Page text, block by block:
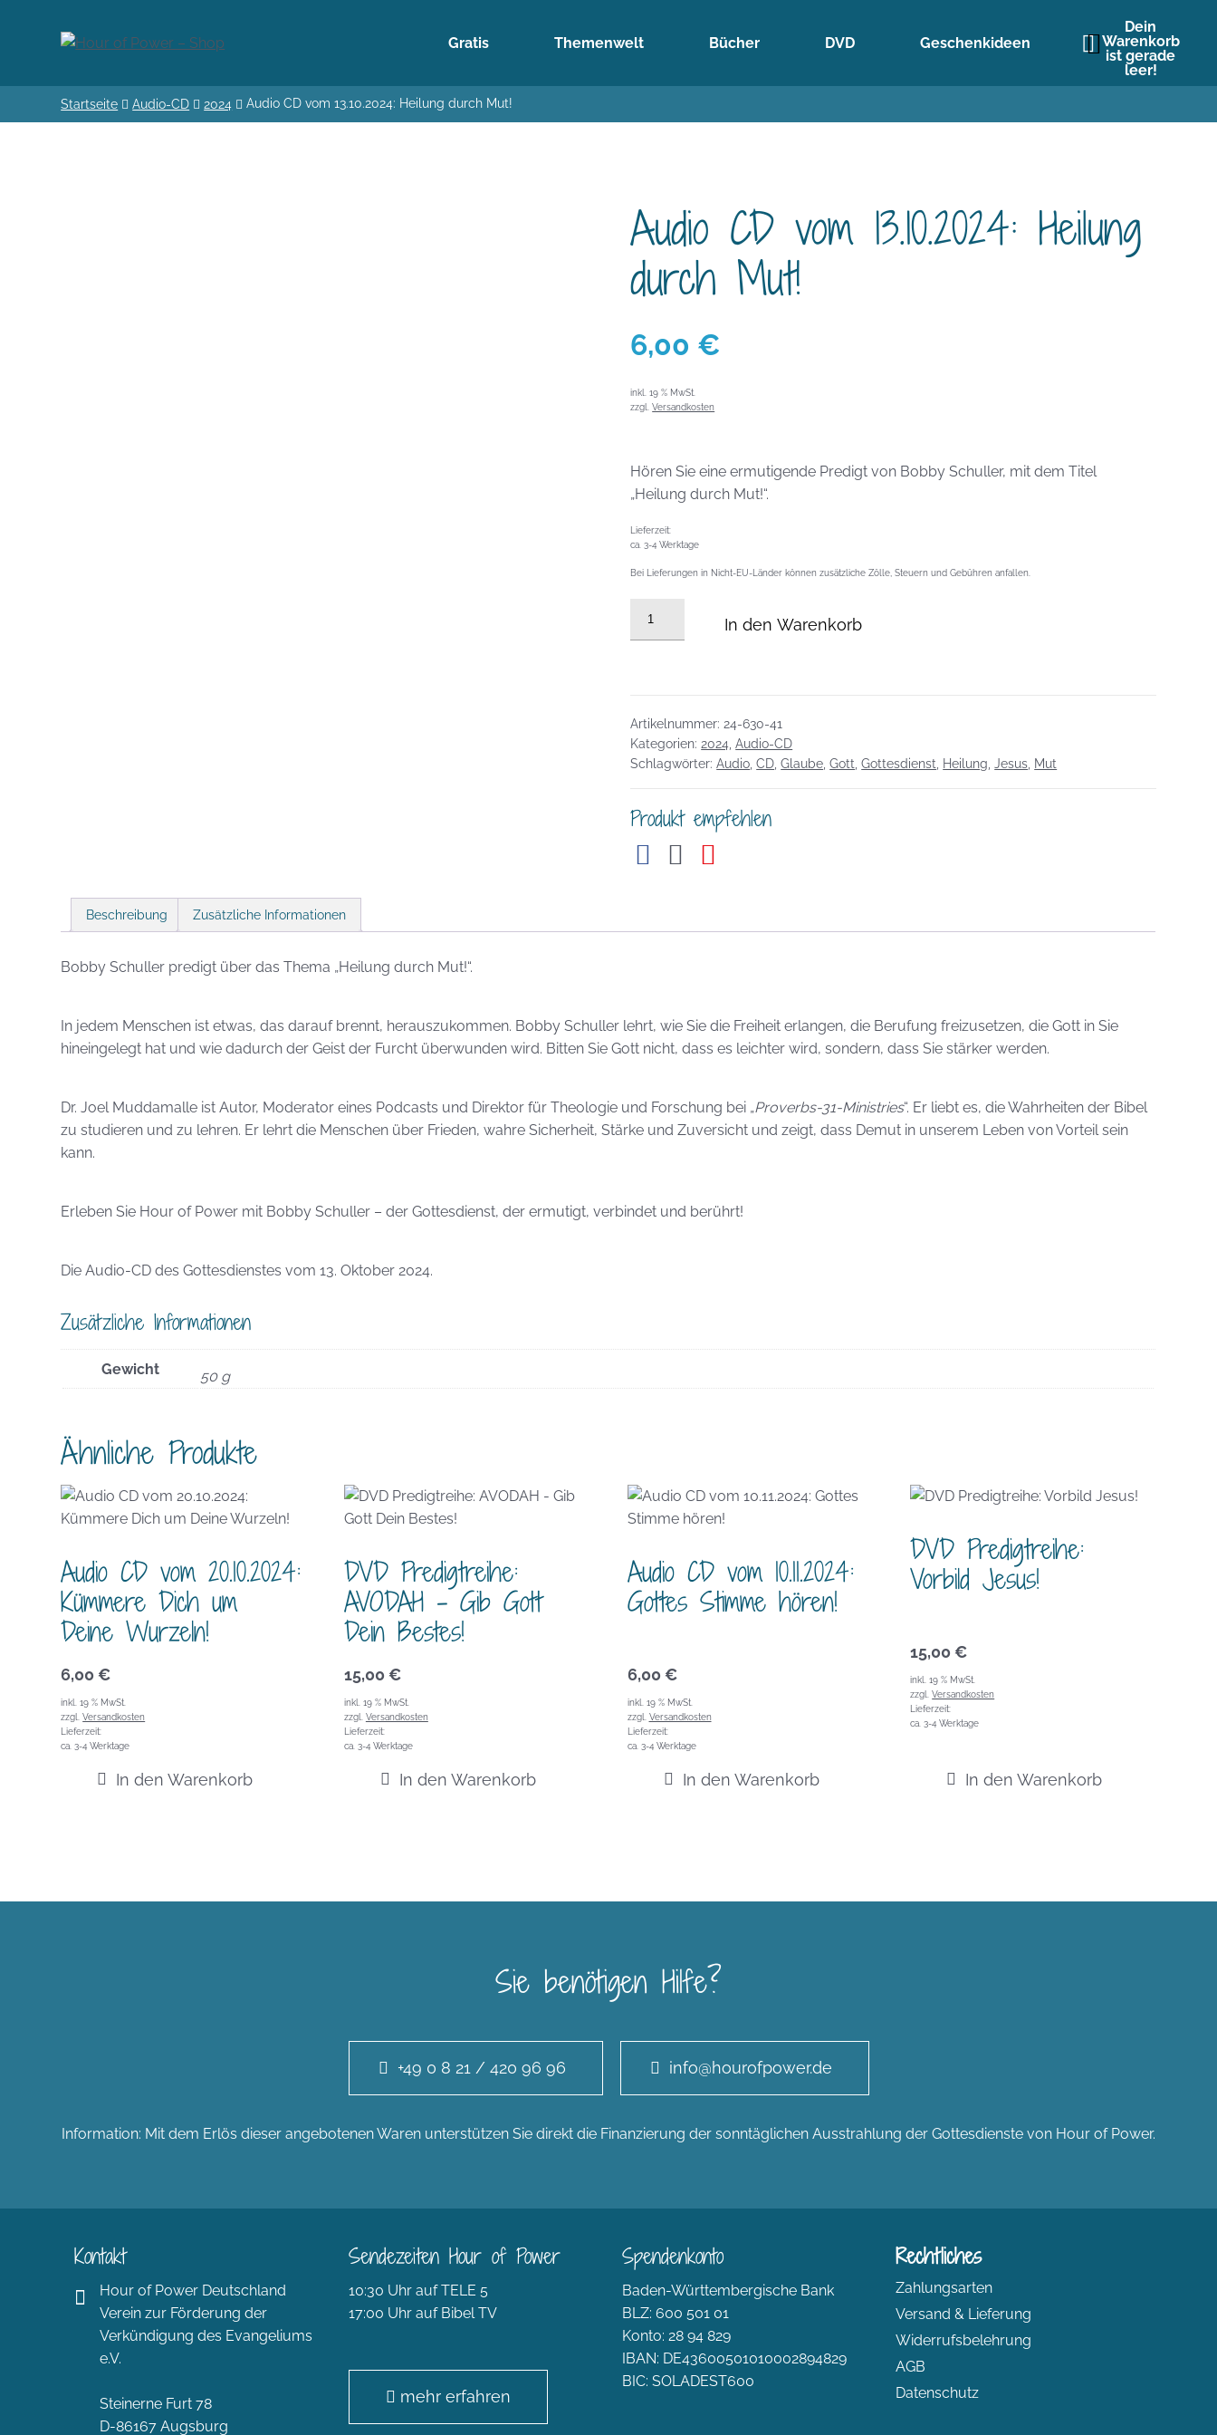
Gratis Themenwelt Bücher DVD Geschenkideen
Dein
Warenkorb
ist gerade
leer!
Startseite Audio-CD 2024 Audio CD vom 13.10.2024: Heilung durch Mut!
Audio CD vom 13.10.2024: Heilung
durch Mut!
6,00 €
inkl. 19 % MwSt.
zzgl.Versandkosten
Hören Sie eine ermutigende Predigt von Bobby Schuller, mit dem Titel
„Heilung durch Mut!“.
Lieferzeit:
ca. 3-4 Werktage
Bei Lieferungen in Nicht-EU-Länder können zusätzliche Zölle, Steuern und Gebühren anfallen.
durch
Mut!
Menge
In den Warenkorb
Artikelnummer: 24-630-41
Kategorien: 2024 ,Audio-CD
Schlagwörter:Audio ,CD ,Glaube ,Gott ,Gottesdienst Heilung ,Jesus Mut
Produkt empfehlen
Beschreibung Zusätzliche Informationen
Bobby Schuller predigt über das Thema „Heilung durch Mut!“.
In jedem Menschen ist etwas, das darauf brennt, herauszukommen. Bobby Schuller lehrt, wie Sie die Freiheit erlangen, die Berufung freizusetzen, die Gott in Sie
hineingelegt hat und wie dadurch der Geist der Furcht überwunden wird. Bitten Sie Gott nicht, dass es leichter wird, sondern, dass Sie stärker werden.
Dr. Joel Muddamalle ist Autor, Moderator eines Podcasts und Direktor für Theologie und Forschung bei „Proverbs-31-Ministries“. Er liebt es, die Wahrheiten der Bibel
zu studieren und zu lehren. Er lehrt die Menschen über Frieden, wahre Sicherheit, Stärke und Zuversicht und zeigt, dass Demut in unserem Leben von Vorteil sein
kann.
Erleben Sie Hour of Power mit Bobby Schuller – der Gottesdienst, der ermutigt, verbindet und berührt!
Die Audio-CD des Gottesdienstes vom 13. Oktober 2024.
Zusätzliche Informationen
Gewicht 50 g
Ähnliche Produkte
Audio CD vom 20.10.2024:
Kümmere Dich um
Deine Wurzeln!
6,00 €
inkl. 19 % MwSt.
zzgl.Versandkosten
Lieferzeit:
ca. 3-4 Werktage
In den Warenkorb
DVD Predigtreihe:
AVODAH – Gib Gott
Dein Bestes!
15,00 €
inkl. 19 % MwSt.
zzgl. Versandkosten
Lieferzeit:
ca. 3-4 Werktage
In den Warenkorb
Audio CD vom 10.11.2024:
Gottes Stimme hören!
6,00 €
inkl. 19 % MwSt.
zzgl. Versandkosten
Lieferzeit:
ca. 3-4 Werktage
In den Warenkorb
DVD Predigtreihe:
Vorbild Jesus!
15,00 €
inkl. 19 % MwSt.
zzgl.Versandkosten
Lieferzeit:
ca. 3-4 Werktage
In den Warenkorb
Sie benötigen Hilfe?
+49 0 8 21 / 420 96 96 info@hourofpower.de
Information: Mit dem Erlös dieser angebotenen Waren unterstützen Sie direkt die Finanzierung der sonntäglichen Ausstrahlung der Gottesdienste von Hour of Power.
Kontakt
Hour of Power Deutschland
Verein zur Förderung der
Verkündigung des Evangeliums
e.V.
Steinerne Furt 78
D-86167 Augsburg
Sendezeiten Hour of Power
10:30 Uhr auf TELE 5
17:00 Uhr auf Bibel TV
mehr erfahren
Spendenkonto
Baden-Württembergische Bank
BLZ: 600 501 01
Konto: 28 94 829
IBAN: DE43600501010002894829
BIC: SOLADEST600
Rechtliches
Zahlungsarten
Versand & Lieferung
Widerrufsbelehrung
AGB
Datenschutz